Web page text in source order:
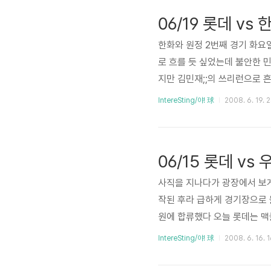
06/19 롯데 vs
한화와 원정 2번째 경기 화요
로 흐를 듯 싶었는데 불안한
지만 김민재;;의 쓰리런으로
다시 롯데의 반격이 시작되
IntereSting/야! 球 2008. 6. 19.
06/15 롯데 vs
사직을 지나다가 광장에서 보
작된 후라 급하게 경기장으
원에 합류했다 오늘 롯데는
울! 맥클래리의 투구동작 맥
IntereSting/야! 球 2008. 6. 16.